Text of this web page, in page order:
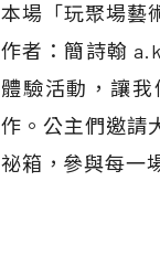
本場「玩聚場藝
作者：簡詩翰
體驗活動，讓
作。公主們邀請
祕箱，參與每一